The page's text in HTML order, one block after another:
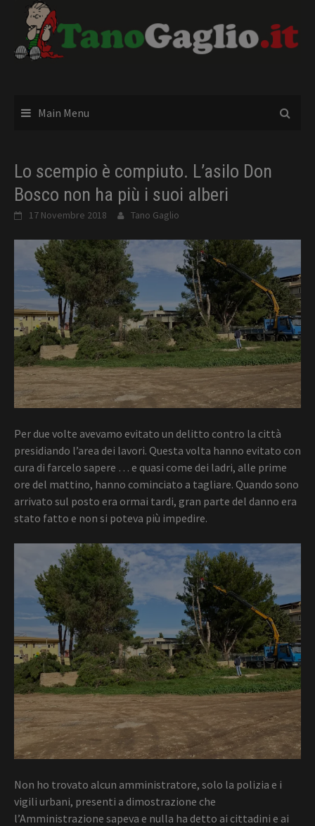
content
Main Menu
Lo scempio è compiuto. L’asilo Don
Bosco non ha più i suoi alberi
17 Novembre 2018 Tano Gaglio
Per due volte avevamo evitato un delitto contro la città
presidiando l’area dei lavori. Questa volta hanno evitato con
cura di farcelo sapere … e quasi come dei ladri, alle prime
ore del mattino, hanno cominciato a tagliare. Quando sono
arrivato sul posto era ormai tardi, gran parte del danno era
stato fatto e non si poteva più impedire.
Non ho trovato alcun amministratore, solo la polizia e i
vigili urbani, presenti a dimostrazione che
l’Amministrazione sapeva e nulla ha detto ai cittadini e ai